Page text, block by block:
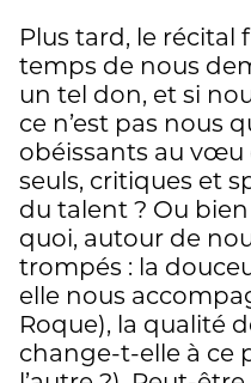
Plus tard, le récital
temps de nous
un tel don, et si
ce n’est pas nous
obéissants au vœu
seuls, critiques et
du talent ? Ou
quoi, autour de
trompés : la
elle nous
Roque), la qualité
change-t-elle à ce